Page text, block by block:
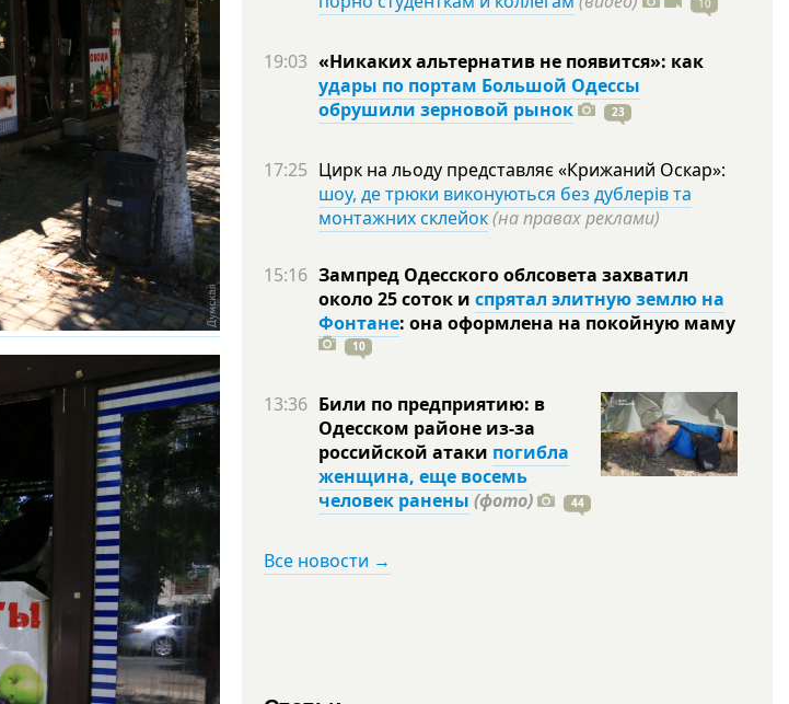
10
19:03 «Никаких альтернатив не появится»: как
удары по портам Большой Одессы
обрушили зерновой рынок
23
17:25 Цирк на льоду представляє «Крижаний Оскар»:
шоу, де трюки виконуються без дублерів та
монтажних склейок(на правах реклами)
15:16 Зампред Одесского облсовета захватил
около 25 соток и спрятал элитную землю на
Фонтане: она оформлена на покойную маму
10
13:36 Били по предприятию: в
Одесском районе из-за
российской атаки погибла
женщина, еще восемь
человек ранены (фото) 44
Все новости →